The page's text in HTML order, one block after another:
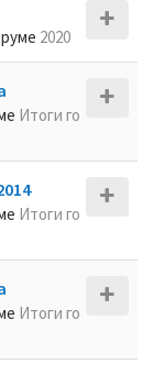
2020
Итоги го
Итоги го
Итоги го